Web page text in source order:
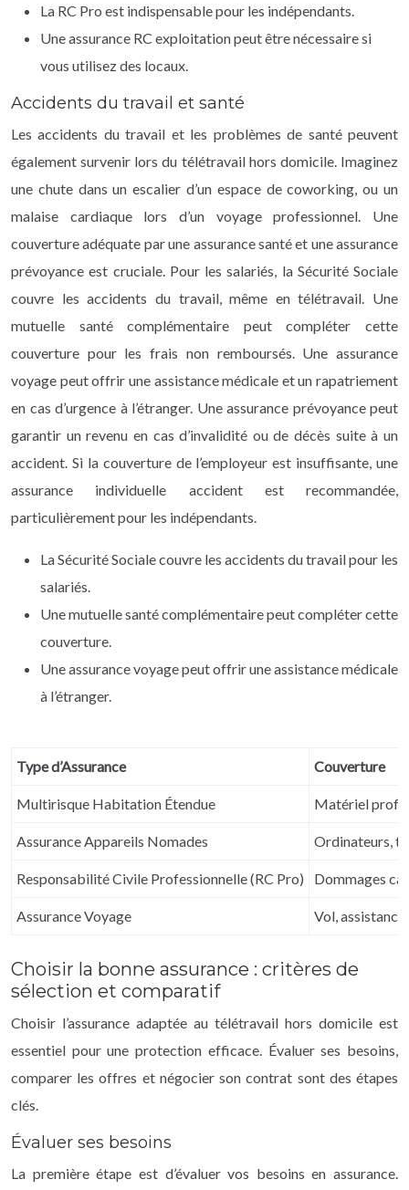
La RC Pro est indispensable pour les indépendants.
Une assurance RC exploitation peut être nécessaire si
vous utilisez des locaux.
Accidents du travail et santé
Les accidents du travail et les problèmes de santé peuvent
également survenir lors du télétravail hors domicile. Imaginez
une chute dans un escalier d’un espace de coworking, ou un
malaise cardiaque lors d’un voyage professionnel. Une
couverture adéquate par une assurance santé et une assurance
prévoyance est cruciale. Pour les salariés, la Sécurité Sociale
couvre les accidents du travail, même en télétravail. Une
mutuelle santé complémentaire peut compléter cette
couverture pour les frais non remboursés. Une assurance
voyage peut offrir une assistance médicale et un rapatriement
en cas d’urgence à l’étranger. Une assurance prévoyance peut
garantir un revenu en cas d’invalidité ou de décès suite à un
accident. Si la couverture de l’employeur est insuffisante, une
assurance individuelle accident est recommandée,
particulièrement pour les indépendants.
La Sécurité Sociale couvre les accidents du travail pour les
salariés.
Une mutuelle santé complémentaire peut compléter cette
couverture.
Une assurance voyage peut offrir une assistance médicale
à l’étranger.
Type d’Assurance Couverture
Multirisque Habitation Étendue Matériel
Assurance Appareils Nomades Ordinateurs,
Responsabilité Civile Professionnelle (RC Pro) Dommages
Assurance Voyage Vol,
Choisir la bonne assurance : critères de
sélection et comparatif
Choisir l’assurance adaptée au télétravail hors domicile est
essentiel pour une protection efficace. Évaluer ses besoins,
comparer les offres et négocier son contrat sont des étapes
clés.
Évaluer ses besoins
La première étape est d’évaluer vos besoins en assurance.